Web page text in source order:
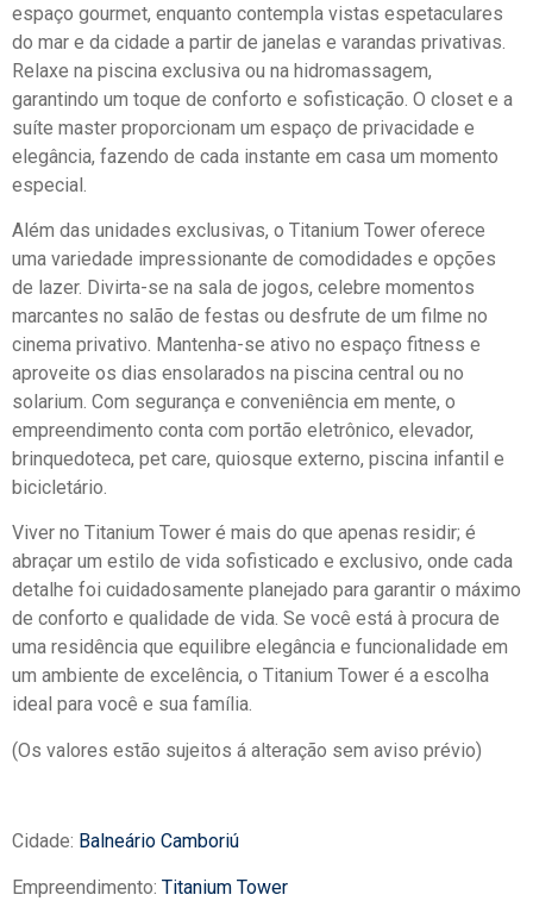
espaço gourmet, enquanto contempla vistas espetaculares
do mar e da cidade a partir de janelas e varandas privativas.
Relaxe na piscina exclusiva ou na hidromassagem,
garantindo um toque de conforto e sofisticação. O closet e a
suíte master proporcionam um espaço de privacidade e
elegância, fazendo de cada instante em casa um momento
especial.
Além das unidades exclusivas, o Titanium Tower oferece
uma variedade impressionante de comodidades e opções
de lazer. Divirta-se na sala de jogos, celebre momentos
marcantes no salão de festas ou desfrute de um filme no
cinema privativo. Mantenha-se ativo no espaço fitness e
aproveite os dias ensolarados na piscina central ou no
solarium. Com segurança e conveniência em mente, o
empreendimento conta com portão eletrônico, elevador,
brinquedoteca, pet care, quiosque externo, piscina infantil e
bicicletário.
Viver no Titanium Tower é mais do que apenas residir; é
abraçar um estilo de vida sofisticado e exclusivo, onde cada
detalhe foi cuidadosamente planejado para garantir o máximo
de conforto e qualidade de vida. Se você está à procura de
uma residência que equilibre elegância e funcionalidade em
um ambiente de excelência, o Titanium Tower é a escolha
ideal para você e sua família.
(Os valores estão sujeitos á alteração sem aviso prévio)
Cidade: Balneário Camboriú
Empreendimento: Titanium Tower